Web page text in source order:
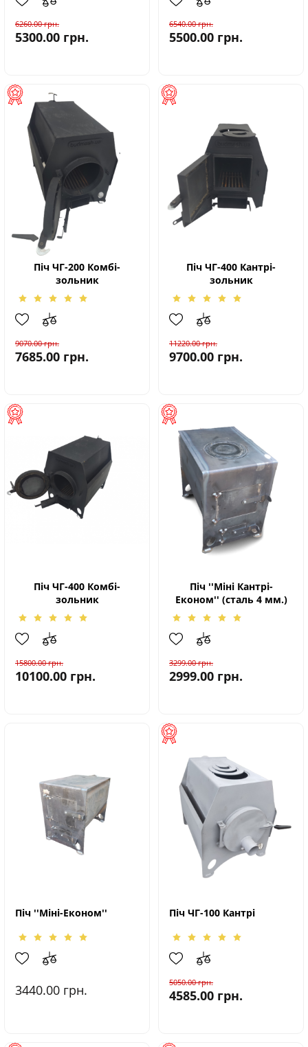
6260.00грн.
5300.00 грн.
6540.00грн.
5500.00 грн.
Піч ЧГ-200 Комбі-
зольник
9070.00грн.
7685.00 грн.
Піч ЧГ-400 Кантрі-
зольник
11220.00грн.
9700.00 грн.
Піч ЧГ-400 Комбі-
зольник
15800.00грн.
10100.00 грн.
Піч ''Міні Кантрі-
Економ'' (сталь 4 мм.)
3299.00грн.
2999.00 грн.
Піч ''Міні-Економ''
3440.00 грн.
Піч ЧГ-100 Кантрі
5050.00грн.
4585.00 грн.